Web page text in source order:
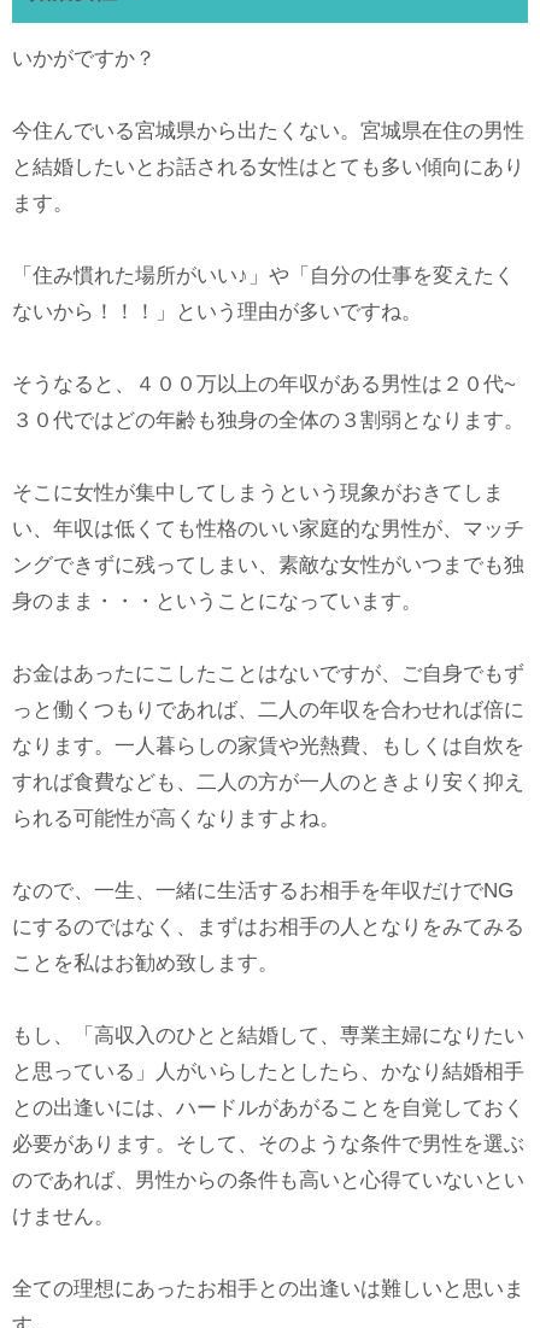
いかがですか？
今住んでいる宮城県から出たくない。宮城県在住の男性
と結婚したいとお話される女性はとても多い傾向にあり
ます。
「住み慣れた場所がいい♪」や「自分の仕事を変えたく
ないから！！！」という理由が多いですね。
そうなると、４００万以上の年収がある男性は２０代~
３０代ではどの年齢も独身の全体の３割弱となります。
そこに女性が集中してしまうという現象がおきてしま
い、年収は低くても性格のいい家庭的な男性が、マッチ
ングできずに残ってしまい、素敵な女性がいつまでも独
身のまま・・・ということになっています。
お金はあったにこしたことはないですが、ご自身でもず
っと働くつもりであれば、二人の年収を合わせれば倍に
なります。一人暮らしの家賃や光熱費、もしくは自炊を
すれば食費なども、二人の方が一人のときより安く抑え
られる可能性が高くなりますよね。
なので、一生、一緒に生活するお相手を年収だけでNG
にするのではなく、まずはお相手の人となりをみてみる
ことを私はお勧め致します。
もし、「高収入のひとと結婚して、専業主婦になりたい
と思っている」人がいらしたとしたら、かなり結婚相手
との出逢いには、ハードルがあがることを自覚しておく
必要があります。そして、そのような条件で男性を選ぶ
のであれば、男性からの条件も高いと心得ていないとい
けません。
全ての理想にあったお相手との出逢いは難しいと思いま